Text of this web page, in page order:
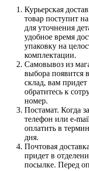
Курьерская
товар поступит
для уточнения
удобное время
упаковку на
комплектации.
Самовывоз из
выбора появится
склад, вам
обратитесь к
номер.
Постамат. Когда
телефон или e-
оплатить в
дня.
Почтовая
придет в
посылке. Перед